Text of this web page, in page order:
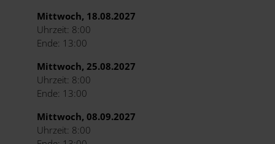
Mittwoch, 18.08.2027
Uhrzeit: 8:00
Ende: 13:00
Mittwoch, 25.08.2027
Uhrzeit: 8:00
Ende: 13:00
Mittwoch, 08.09.2027
Uhrzeit: 8:00